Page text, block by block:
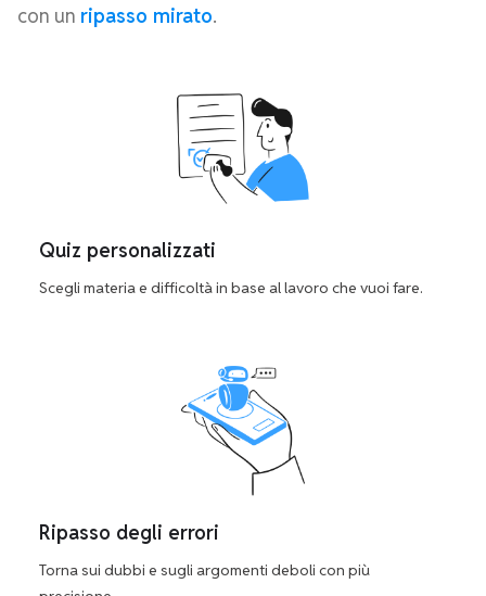
con un ripasso mirato.
Quiz personalizzati
Scegli materia e difficoltà in base al lavoro che vuoi fare.
Ripasso degli errori
Torna sui dubbi e sugli argomenti deboli con più